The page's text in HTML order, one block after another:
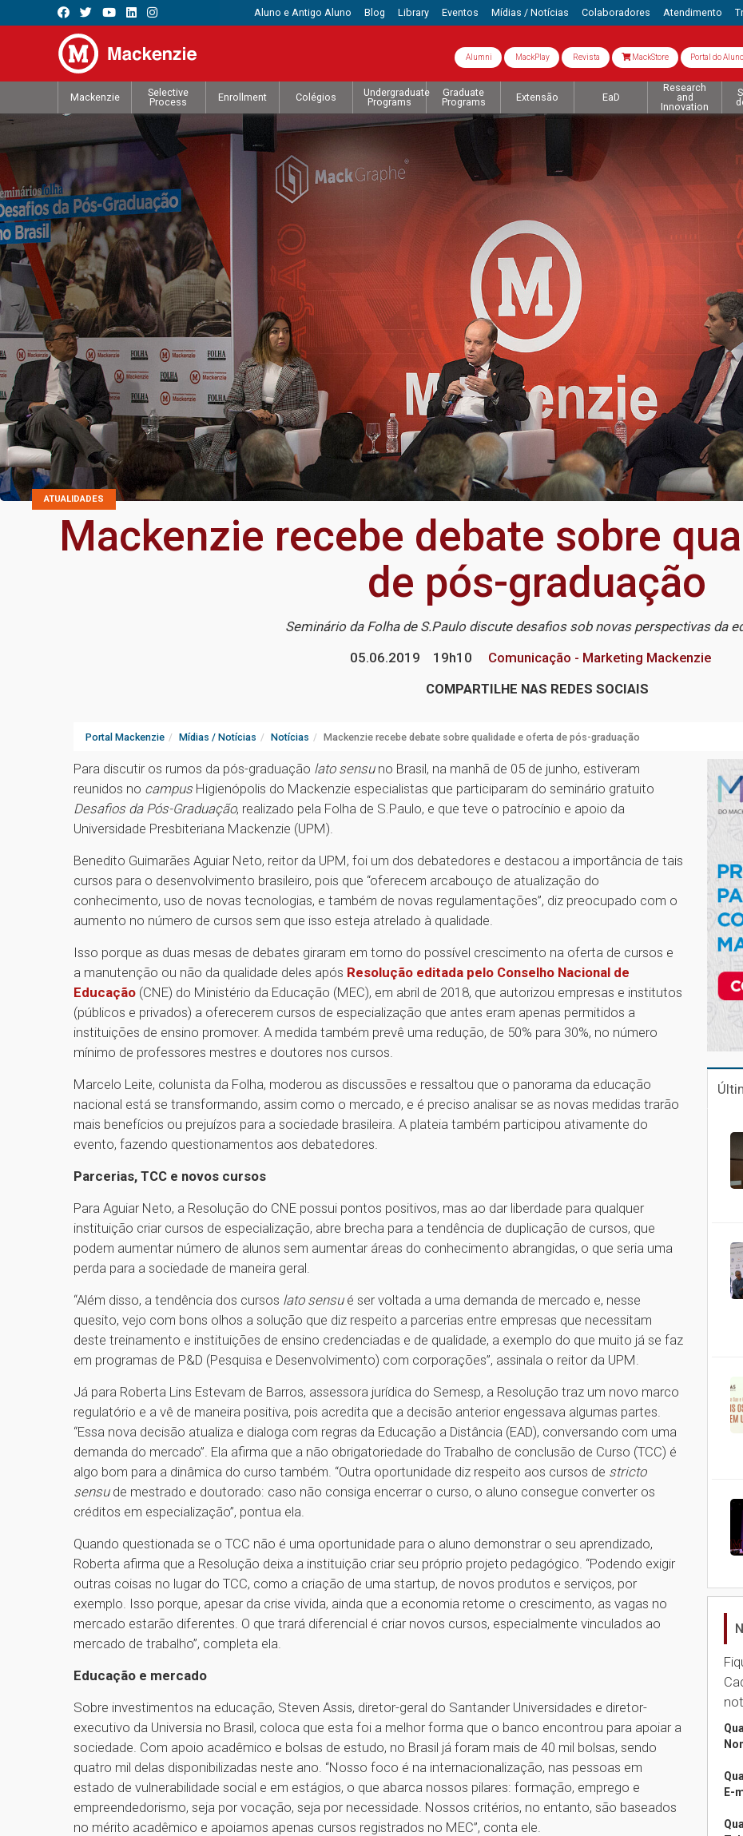
Aluno e Antigo Aluno Blog Library Eventos Mídias / Notícias Colaboradores Atendimento
Alumni MackPlay Revista MackStore Portal do Aluno
Mackenzie
Selective
Process
Enrollment Colégios
Undergraduate
Programs
Graduate
Programs
Extensão EaD
Research
and
Innovation
ATUALIDADES
Mackenzie recebe debate sobre
de pós-graduação
Seminário da Folha de S.Paulo discute desafios sob novas perspectivas da
05.06.2019
19h10
Comunicação - Marketing Mackenzie
COMPARTILHE NAS REDES SOCIAIS
Portal Mackenzie Mídias / Notícias Notícias Mackenzie recebe debate sobre qualidade e oferta de pós-graduação
Para discutir os rumos da pós-graduação lato sensuno Brasil, na manhã de 05 de junho, estiveram
reunidos no campus Higienópolis do Mackenzie especialistas que participaram do seminário gratuito
Desafios da Pós-Graduação, realizado pela Folha de S.Paulo, e que teve o patrocínio e apoio da
Universidade Presbiteriana Mackenzie (UPM).
Benedito Guimarães Aguiar Neto, reitor da UPM, foi um dos debatedores e destacou a importância de tais
cursos para o desenvolvimento brasileiro, pois que “oferecem arcabouço de atualização do
conhecimento, uso de novas tecnologias, e também de novas regulamentações”, diz preocupado com o
aumento no número de cursos sem que isso esteja atrelado à qualidade.
Isso porque as duas mesas de debates giraram em torno do possível crescimento na oferta de cursos e
a manutenção ou não da qualidade deles após Resolução editada pelo Conselho Nacional de
Educação (CNE) do Ministério da Educação (MEC), em abril de 2018, que autorizou empresas e institutos
(públicos e privados) a oferecerem cursos de especialização que antes eram apenas permitidos a
instituições de ensino promover. A medida também prevê uma redução, de 50% para 30%, no número
mínimo de professores mestres e doutores nos cursos.
Marcelo Leite, colunista da Folha, moderou as discussões e ressaltou que o panorama da educação
nacional está se transformando, assim como o mercado, e é preciso analisar se as novas medidas trarão
mais benefícios ou prejuízos para a sociedade brasileira. A plateia também participou ativamente do
evento, fazendo questionamentos aos debatedores.
Parcerias, TCC e novos cursos
Para Aguiar Neto, a Resolução do CNE possui pontos positivos, mas ao dar liberdade para qualquer
instituição criar cursos de especialização, abre brecha para a tendência de duplicação de cursos, que
podem aumentar número de alunos sem aumentar áreas do conhecimento abrangidas, o que seria uma
perda para a sociedade de maneira geral.
“Além disso, a tendência dos cursos lato sensué ser voltada a uma demanda de mercado e, nesse
quesito, vejo com bons olhos a solução que diz respeito a parcerias entre empresas que necessitam
deste treinamento e instituições de ensino credenciadas e de qualidade, a exemplo do que muito já se faz
em programas de P&D (Pesquisa e Desenvolvimento) com corporações”, assinala o reitor da UPM.
Já para Roberta Lins Estevam de Barros, assessora jurídica do Semesp, a Resolução traz um novo marco
regulatório e a vê de maneira positiva, pois acredita que a decisão anterior engessava algumas partes.
“Essa nova decisão atualiza e dialoga com regras da Educação a Distância (EAD), conversando com uma
demanda do mercado”. Ela afirma que a não obrigatoriedade do Trabalho de conclusão de Curso (TCC) é
algo bom para a dinâmica do curso também. “Outra oportunidade diz respeito aos cursos de stricto
sensude mestrado e doutorado: caso não consiga encerrar o curso, o aluno consegue converter os
créditos em especialização”, pontua ela.
Quando questionada se o TCC não é uma oportunidade para o aluno demonstrar o seu aprendizado,
Roberta afirma que a Resolução deixa a instituição criar seu próprio projeto pedagógico. “Podendo exigir
outras coisas no lugar do TCC, como a criação de uma startup, de novos produtos e serviços, por
exemplo. Isso porque, apesar da crise vivida, ainda que a economia retome o crescimento, as vagas no
mercado estarão diferentes. O que trará diferencial é criar novos cursos, especialmente vinculados ao
mercado de trabalho”, completa ela.
Educação e mercado
Sobre investimentos na educação, Steven Assis, diretor-geral do Santander Universidades e diretor-
executivo da Universia no Brasil, coloca que esta foi a melhor forma que o banco encontrou para apoiar a
sociedade. Com apoio acadêmico e bolsas de estudo, no Brasil já foram mais de 40 mil bolsas, sendo
quatro mil delas disponibilizadas neste ano. “Nosso foco é na internacionalização, nas pessoas em
estado de vulnerabilidade social e em estágios, o que abarca nossos pilares: formação, emprego e
empreendedorismo, seja por vocação, seja por necessidade. Nossos critérios, no entanto, são baseados
no mérito acadêmico e apoiamos apenas cursos registrados no MEC”, conta ele.
E-